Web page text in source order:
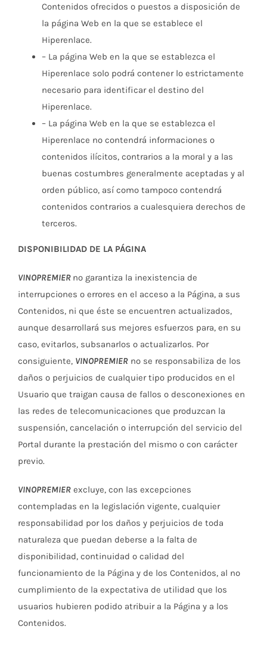
Contenidos ofrecidos o puestos a disposición de
la página Web en la que se establece el
Hiperenlace.
– La página Web en la que se establezca el
Hiperenlace solo podrá contener lo estrictamente
necesario para identificar el destino del
Hiperenlace.
– La página Web en la que se establezca el
Hiperenlace no contendrá informaciones o
contenidos ilícitos, contrarios a la moral y a las
buenas costumbres generalmente aceptadas y al
orden público, así como tampoco contendrá
contenidos contrarios a cualesquiera derechos de
terceros.
DISPONIBILIDAD DE LA PÁGINA
VINOPREMIER no garantiza la inexistencia de
interrupciones o errores en el acceso a la Página, a sus
Contenidos, ni que éste se encuentren actualizados,
aunque desarrollará sus mejores esfuerzos para, en su
caso, evitarlos, subsanarlos o actualizarlos. Por
consiguiente, VINOPREMIER no se responsabiliza de los
daños o perjuicios de cualquier tipo producidos en el
Usuario que traigan causa de fallos o desconexiones en
las redes de telecomunicaciones que produzcan la
suspensión, cancelación o interrupción del servicio del
Portal durante la prestación del mismo o con carácter
previo.
VINOPREMIER excluye, con las excepciones
contempladas en la legislación vigente, cualquier
responsabilidad por los daños y perjuicios de toda
naturaleza que puedan deberse a la falta de
disponibilidad, continuidad o calidad del
funcionamiento de la Página y de los Contenidos, al no
cumplimiento de la expectativa de utilidad que los
usuarios hubieren podido atribuir a la Página y a los
Contenidos.